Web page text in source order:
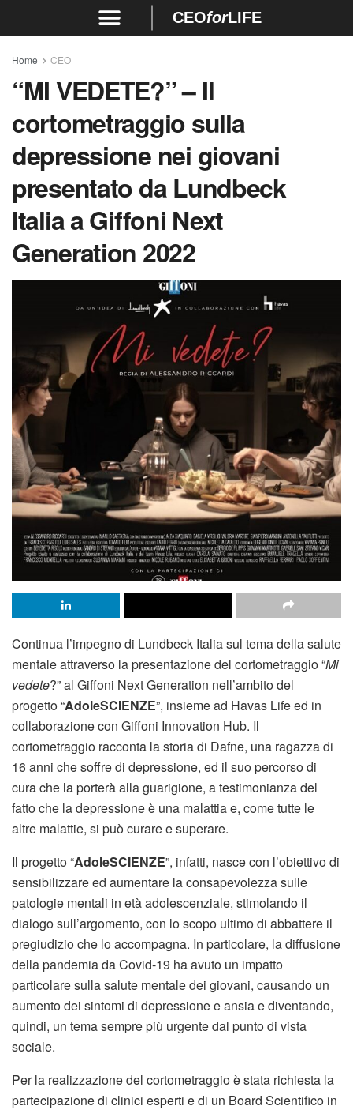
CEOforLIFE
Home CEO
“MI VEDETE?” – Il
cortometraggio sulla
depressione nei giovani
presentato da Lundbeck
Italia a Giffoni Next
Generation 2022
Continua l’impegno di Lundbeck Italia sul tema della salute
mentale attraverso la presentazione del cortometraggio “Mi
vedete?” al Giffoni Next Generation nell’ambito del
progetto “AdoleSCIENZE”, insieme ad Havas Life ed in
collaborazione con Giffoni Innovation Hub. Il
cortometraggio racconta la storia di Dafne, una ragazza di
16 anni che soffre di depressione, ed il suo percorso di
cura che la porterà alla guarigione, a testimonianza del
fatto che la depressione è una malattia e, come tutte le
altre malattie, si può curare e superare.
Il progetto “AdoleSCIENZE”, infatti, nasce con l’obiettivo di
sensibilizzare ed aumentare la consapevolezza sulle
patologie mentali in età adolescenziale, stimolando il
dialogo sull’argomento, con lo scopo ultimo di abbattere il
pregiudizio che lo accompagna. In particolare, la diffusione
della pandemia da Covid-19 ha avuto un impatto
particolare sulla salute mentale dei giovani, causando un
aumento dei sintomi di depressione e ansia e diventando,
quindi, un tema sempre più urgente dal punto di vista
sociale.
Per la realizzazione del cortometraggio è stata richiesta la
partecipazione di clinici esperti e di un Board Scientifico in